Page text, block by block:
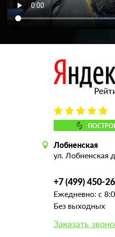
Лобненская
ул. Лобненская
+7 (499) 450-
Ежедневно: с
Без выходных
Заказать